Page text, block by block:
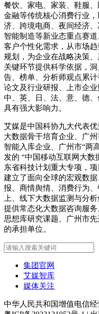
餐饮、家电、家装、鞋服
金融等传统核心消费行业
济、跨境电商、夜间经济
智能制造等新业态重点赛
客户个性化需求，从市场
规划，为企业在战略决策
关键环节提供科学依据，
告、榜单、分析师观点累
论文及行业研报、上市企
中、英、日、法、意、德
具有强大影响力。
艾媒是中国科协九大代表
大数据骨干培育企业、广
智能入库企业、广州市“两
发的 “中国移动互联网大数
东省科技计划重大专项，项
建立了面向全球的宏观数
报、商情舆情、消费行为
上、线下大数据监测与分
提供常态化大数据咨询服
思想库研究课题、广州市
的承担单位。
集团官网
艾媒智库
媒体关注
中华人民共和国增值电信经